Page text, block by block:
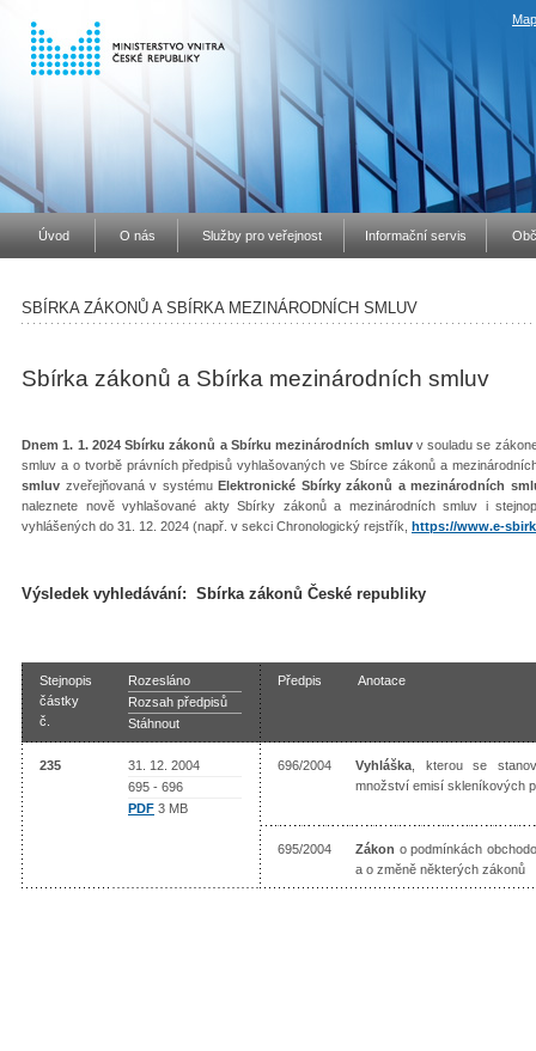
Úvod O nás Služby pro veřejnost Informační servis
SBÍRKA ZÁKONŮ A SBÍRKA MEZINÁRODNÍCH SMLUV
Sbírka zákonů a Sbírka mezinárodních smluv
Dnem 1. 1. 2024 Sbírku zákonů a Sbírku mezinárodních smluvv souladu se
smluv a o tvorbě právních předpisů vyhlašovaných ve Sbírce zákonů a
smluv zveřejňovaná v systémuElektronické Sbírky zákonů a mezinárodních
naleznete nově vyhlašované akty Sbírky zákonů a mezinárodních smluv i
vyhlášených do 31. 12. 2024 (např. v sekci Chronologický rejstřík, https://www.e-
Výsledek vyhledávání: Sbírka zákonů České republiky
Stejnopis
částky
č.
Rozesláno
Rozsah předpisů
Stáhnout
Předpis Anotace
235
31. 12. 2004
695 - 696
PDF 3 MB
696/2004 Vyhláška , kterou se
množství emisí skleníkových
695/2004 Zákon o podmínkách
a o změně některých zákonů